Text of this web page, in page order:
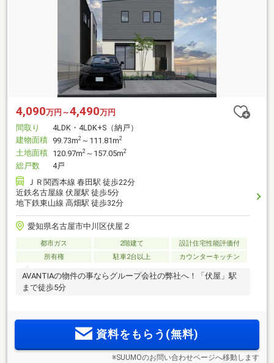
4,090万円～4,490万円
間取り
4LDK・4LDK+S（納戸）
建物面積 99.73m2 ～111.81m2
土地面積 120.97m2 ～157.05m2
総戸数
4戸
ＪＲ関西本線 春田駅 徒歩22分
近鉄名古屋線 伏屋駅 徒歩5分
地下鉄東山線 高畑駅 徒歩32分
愛知県名古屋市中川区伏屋２
都市ガス 2階建て
設計住宅性能評価付
所有権
駐車2台以上 カウンターキッチン
AVANTIAの物件の事ならグループ会社の弊社へ！「伏屋」駅
まで徒歩5分
資料をもらう(無料)
※SUUMOのお問い合わせページへ移動します